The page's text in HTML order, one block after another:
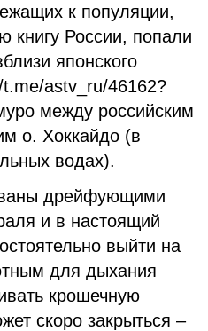
к популяции,
книгу России, попали
японского
astv_ru/46162?
между российским
о. Хоккайдо (в
водах).
дрейфующими
и в настоящий
выйти на
для дыхания
крошечную
скоро закрыться –